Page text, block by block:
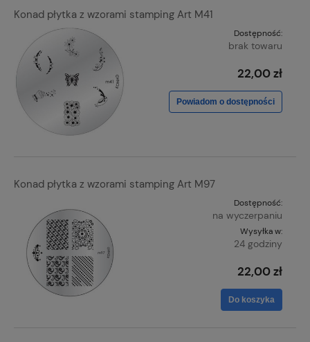
Konad płytka z wzorami stamping Art M41
Dostępność:
brak towaru
22,00 zł
Powiadom o dostępności
Konad płytka z wzorami stamping Art M97
Dostępność:
na wyczerpaniu
Wysyłka w:
24 godziny
22,00 zł
Do koszyka